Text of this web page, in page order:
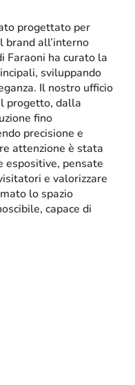
progettato per
brand all’interno
Faraoni ha curato la
sviluppando
Il nostro ufficio
progetto, dalla
fino
precisione e
attenzione è stata
espositive, pensate
e valorizzare
lo spazio
capace di